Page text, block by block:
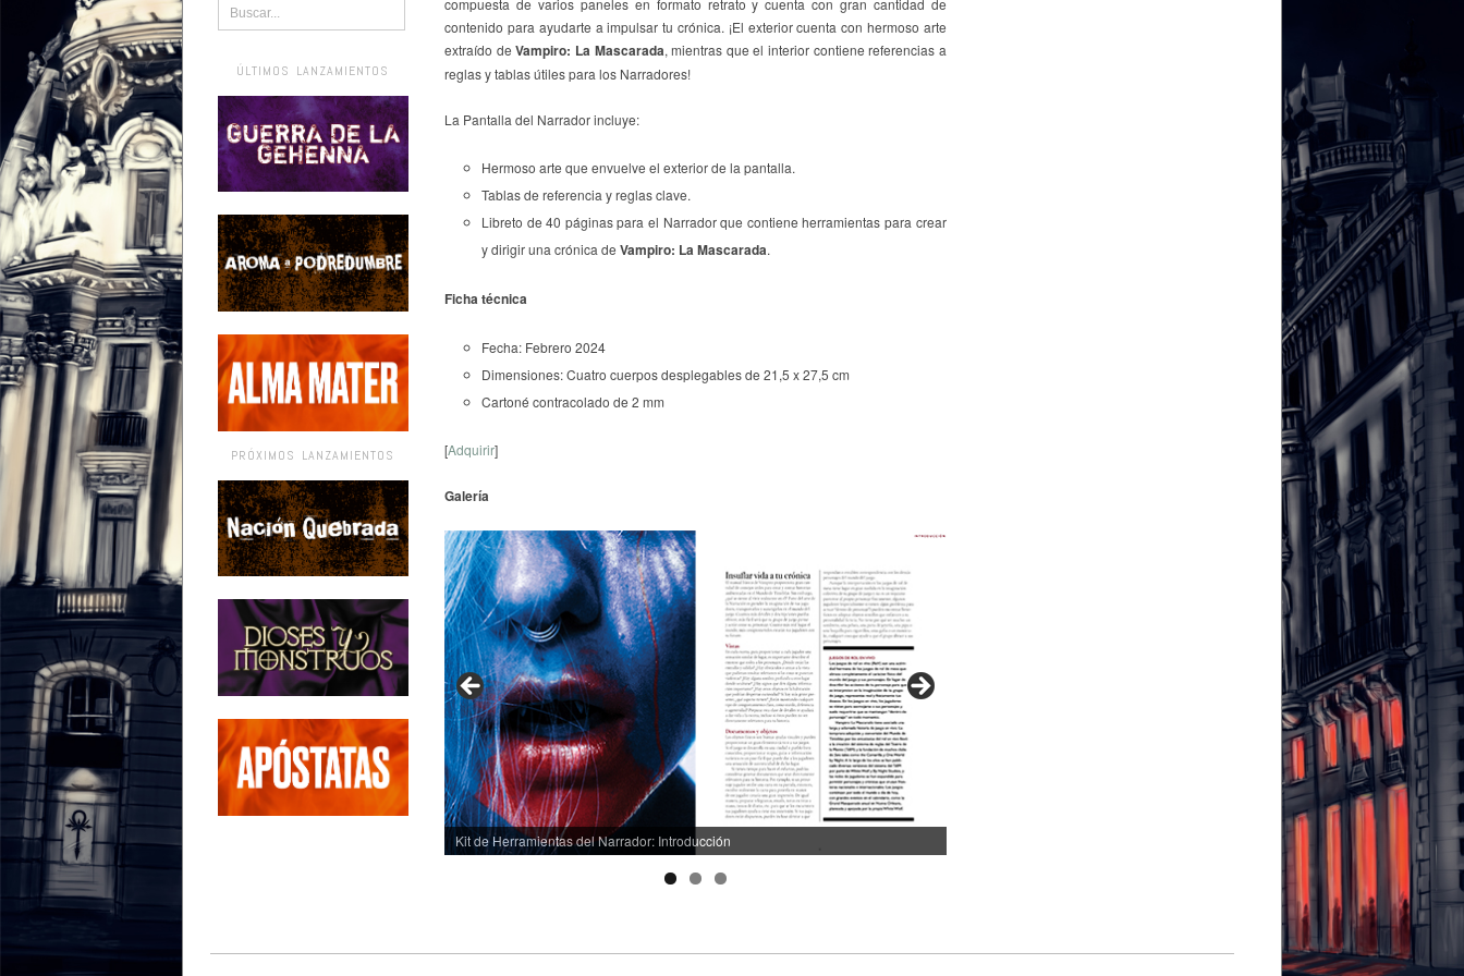
ÚLTIMOS LANZAMIENTOS
PRÓXIMOS LANZAMIENTOS
contenido para ayudarte a impulsar tu crónica. ¡El exterior cuenta con hermoso arte
extraído deVampiro: La Mascarada, mientras que el interior contiene referencias a
reglas y tablas útiles para los Narradores!
La Pantalla del Narrador incluye:
Hermoso arte que envuelve el exterior de la pantalla.
Tablas de referencia y reglas clave.
Libreto de 40 páginas para el Narrador que contiene herramientas para crear
y dirigir una crónica de Vampiro: La Mascarada.
Ficha técnica
Fecha: Febrero 2024
Dimensiones: Cuatro cuerpos desplegables de 21,5 x 27,5 cm
Cartoné contracolado de 2 mm
[Adquirir]
Galería
Kit de Herramientas del Narrador: Introducción